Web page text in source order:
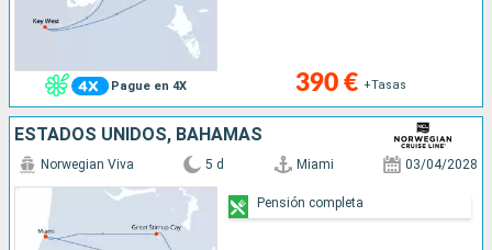
Pague en 4X 390 € +Tasas
ESTADOS UNIDOS, BAHAMAS
Norwegian Viva 5 d Miami 03/04/2028
Pensión completa